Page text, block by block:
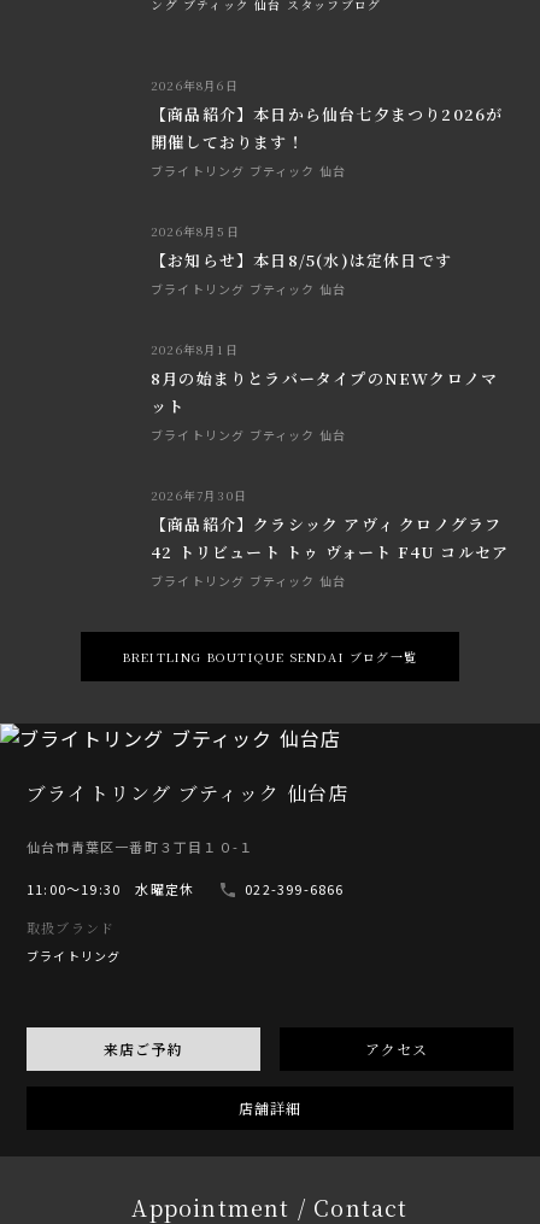
ング ブティック 仙台 スタッフブログ
2026年8月6日
【商品紹介】本日から仙台七夕まつり2026が
開催しております！
ブライトリング ブティック 仙台
2026年8月5日
【お知らせ】本日8/5(水)は定休日です
ブライトリング ブティック 仙台
2026年8月1日
8月の始まりとラバータイプのNEWクロノマ
ット
ブライトリング ブティック 仙台
2026年7月30日
【商品紹介】クラシック アヴィ クロノグラフ
42 トリビュート トゥ ヴォート F4U コルセア
ブライトリング ブティック 仙台
BREITLING BOUTIQUE SENDAI ブログ一覧
ブライトリング ブティック 仙台店
仙台市青葉区一番町３丁目１０-１
11:00〜19:30 水曜定休
022-399-6866
取扱ブランド
ブライトリング
来店ご予約 アクセス
店舗詳細
Appointment / Contact